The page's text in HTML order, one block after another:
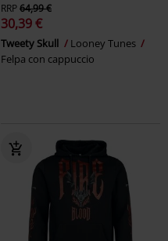
RRP64,99 €
30,39 €
Tweety Skull
Looney Tunes
Felpa con cappuccio